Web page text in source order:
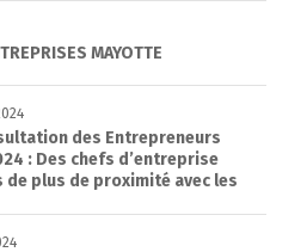
MAYOTTE
des Entrepreneurs
: Des chefs d’entreprise
de plus de proximité avec les